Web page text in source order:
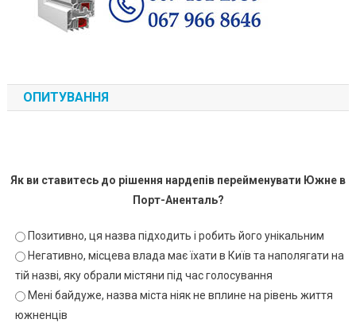
ОПИТУВАННЯ
Як ви ставитесь до рішення нардепів перейменувати Южне в
Порт-Аненталь?
Позитивно, ця назва підходить і робить його унікальним
Негативно, місцева влада має їхати в Київ та наполягати на
тій назві, яку обрали містяни під час голосування
Мені байдуже, назва міста ніяк не вплине на рівень життя
южненців